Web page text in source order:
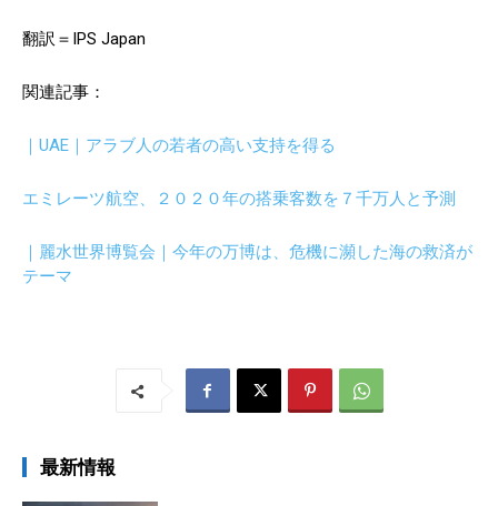
翻訳＝IPS Japan
関連記事：
｜UAE｜アラブ人の若者の高い支持を得る
エミレーツ航空、２０２０年の搭乗客数を７千万人と予測
｜麗水世界博覧会｜今年の万博は、危機に瀕した海の救済が
テーマ
最新情報